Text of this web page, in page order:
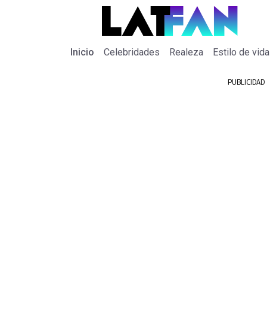
Inicio Celebridades Realeza Estilo de vida
PUBLICIDAD